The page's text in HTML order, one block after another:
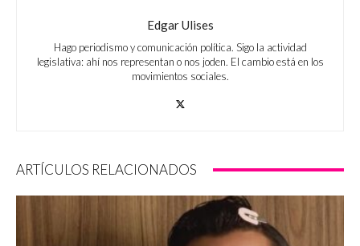
Edgar Ulises
Hago periodismo y comunicación política. Sigo la actividad
legislativa: ahí nos representan o nos joden. El cambio está en los
movimientos sociales.
ARTÍCULOS RELACIONADOS